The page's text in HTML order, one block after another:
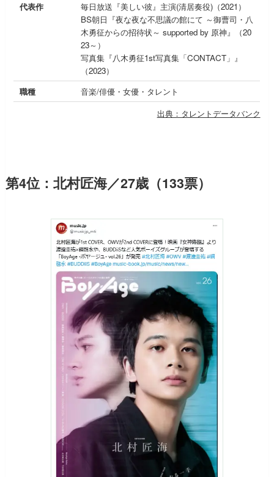
代表作
毎日放送『美しい彼』主演(清居奏役)（2021）
BS朝日『夜な夜な不思議の館にて ～御曹司・八
木勇征からの招待状～ supported by 原神』（20
23～）
写真集『八木勇征1st写真集「CONTACT」』
（2023）
職種
音楽/俳優・女優・タレント
出典：タレントデータバンク
第4位：北村匠海／27歳（133票）